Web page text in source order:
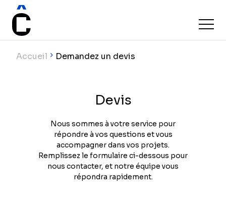
Accueil Demandez un devis
Devis
Nous sommes à votre service pour
répondre à vos questions et vous
accompagner dans vos projets.
Remplissez le formulaire ci-dessous pour
nous contacter, et notre équipe vous
répondra rapidement.